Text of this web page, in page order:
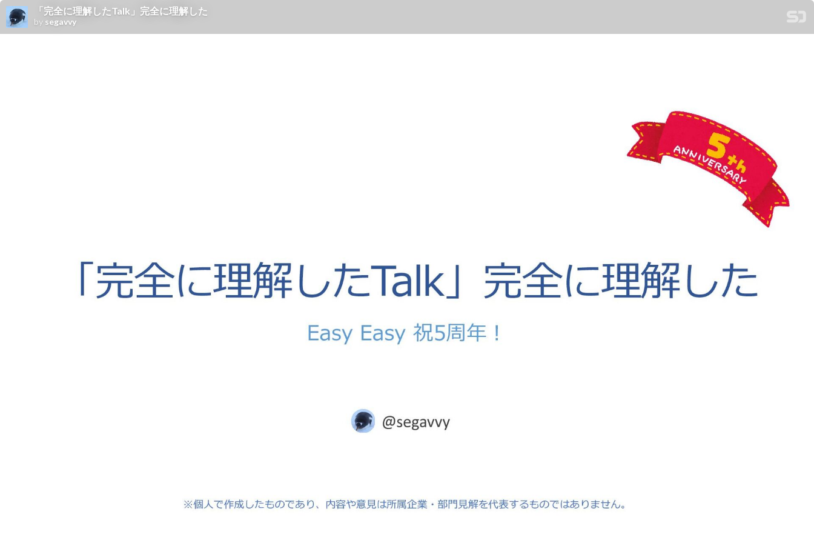
「完全に理解したTalk」完全に理解した
by segavvy